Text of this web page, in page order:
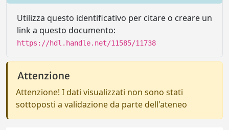
Utilizza questo identificativo per citare o creare un
link a questo documento:
https://hdl.handle.net/11585/11738
Attenzione
Attenzione! I dati visualizzati non sono stati
sottoposti a validazione da parte dell'ateneo